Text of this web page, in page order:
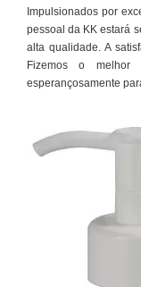
Impulsionados por
pessoal da KK estará
alta qualidade. A
Fizemos o
esperançosamente